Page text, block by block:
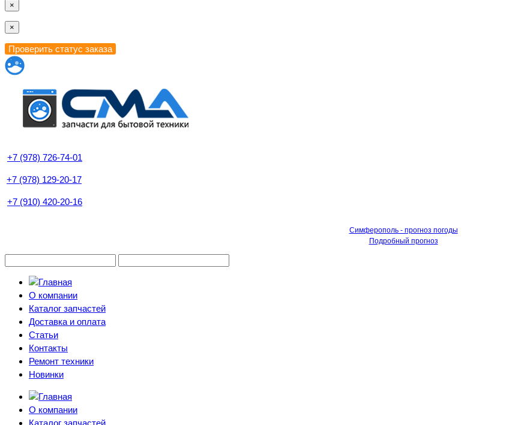
×
×
+7 (978) 726-74-01
+7 (978) 129-20-17
+7 (910) 420-20-16
Симферополь - прогноз погоды
Подробный прогноз
О компании
Каталог запчастей
Доставка и оплата
Статьи
Контакты
Ремонт техники
Новинки
О компании
Каталог запчастей